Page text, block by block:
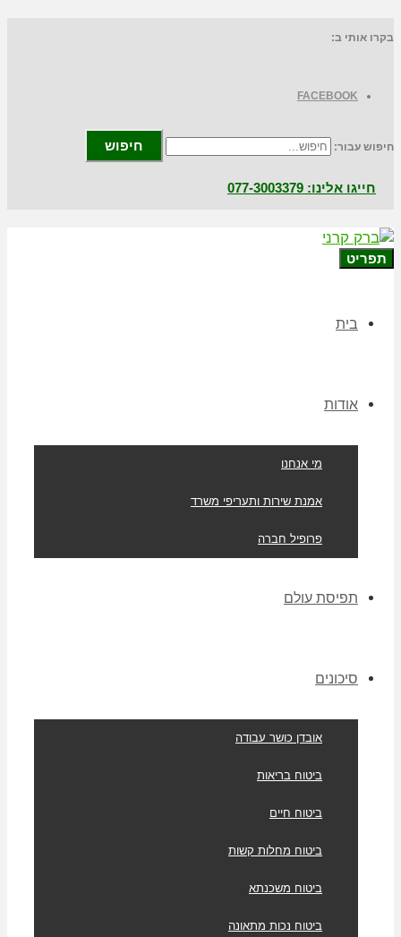
בקרו אותי ב:
FACEBOOK
חיפוש עבור: חיפוש
חייגו אלינו: 077-3003379
תפריט
בית
אודות
מי אנחנו
אמנת שירות ותעריפי משרד
פרופיל חברה
תפיסת עולם
סיכונים
אובדן כושר עבודה
ביטוח בריאות
ביטוח חיים
ביטוח מחלות קשות
ביטוח משכנתא
ביטוח נכות מתאונה